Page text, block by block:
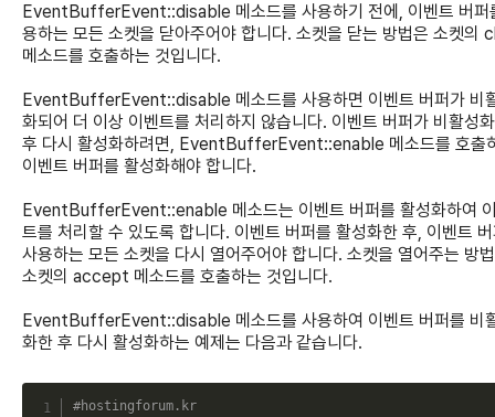
EventBufferEvent::disable 메소드를 사용하기 전에, 이벤트 버퍼
용하는 모든 소켓을 닫아주어야 합니다. 소켓을 닫는 방법은 소켓의
메소드를 호출하는 것입니다.
EventBufferEvent::disable 메소드를 사용하면 이벤트 버퍼가 비
화되어 더 이상 이벤트를 처리하지 않습니다. 이벤트 버퍼가 비활성
후 다시 활성화하려면, EventBufferEvent::enable 메소드를 호출
이벤트 버퍼를 활성화해야 합니다.
EventBufferEvent::enable 메소드는 이벤트 버퍼를 활성화하여
트를 처리할 수 있도록 합니다. 이벤트 버퍼를 활성화한 후, 이벤트
사용하는 모든 소켓을 다시 열어주어야 합니다. 소켓을 열어주는 방
소켓의 accept 메소드를 호출하는 것입니다.
EventBufferEvent::disable 메소드를 사용하여 이벤트 버퍼를 비
화한 후 다시 활성화하는 예제는 다음과 같습니다.
#hostingforum.kr